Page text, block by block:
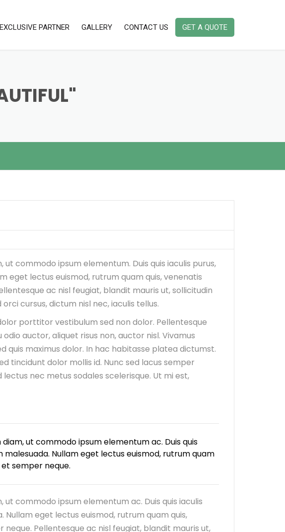
EQUIPMENTS
AMBIENT DUST MONITORING
INSTRUMENTS IAQ
EMISSION MONITOR
EXCLUSIVE PARTNER GALLERY CONTACT US GET A QUOTE
commodo ipsum elementum. Duis quis iaculis purus,
eget lectus euismod, rutrum quam quis, venenatis
ac nisl feugiat, blandit mauris ut, sollicitudin
cursus, dictum nisl nec, iaculis tellus.
porttitor vestibulum sed non dolor. Pellentesque
auctor, aliquet risus non, auctor nisl. Vivamus
maximus dolor. In hac habitasse platea dictumst.
tincidunt dolor mollis id. Nunc sed lacus semper
nec metus sodales scelerisque. Ut mi est,
ut commodo ipsum elementum ac. Duis quis
Nullam eget lectus euismod, rutrum quam
semper neque.
commodo ipsum elementum ac. Duis quis iaculis
eget lectus euismod, rutrum quam quis,
Pellentesque ac nisl feugiat, blandit mauris ut,